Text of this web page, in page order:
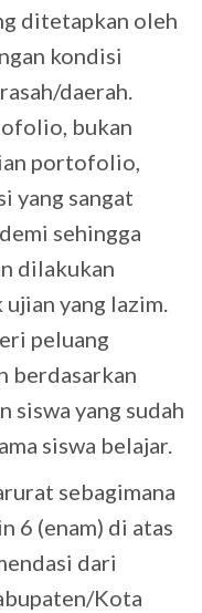
ditetapkan oleh
kondisi
daerah.
bukan
portofolio,
yang sangat
sehingga
dilakukan
yang lazim.
peluang
berdasarkan
yang sudah
siswa belajar.
sebagimana
6 (enam) di atas
dari
Kota